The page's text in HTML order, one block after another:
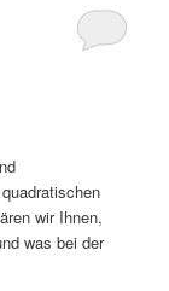
wir Ihnen,
was bei der